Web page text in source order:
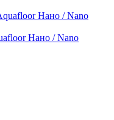
Нано / Nano